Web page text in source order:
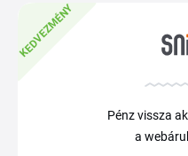
kedvezményesebben
sportcipődet vagy a teljes
összegyűjtjük az aktuális
gyorsan megtalálod a
egy-egy kupon csak adott
KEDVEZMÉNY
Pénz vissza
a